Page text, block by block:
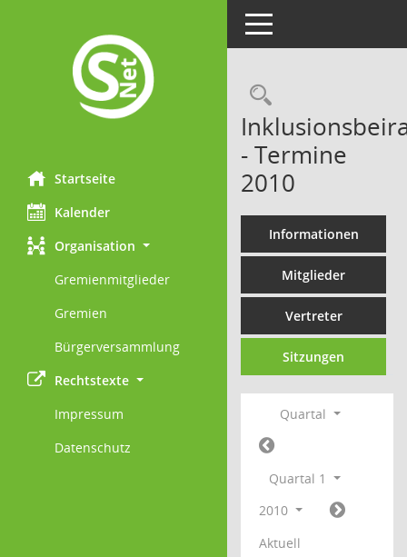
Startseite
Kalender
Organisation
Gremienmitglieder
Gremien
Bürgerversammlung
Rechtstexte
Impressum
Datenschutz
Toggle navigation
- Termine
2010
Informationen
Mitglieder
Vertreter
Sitzungen
Quartal
Quartal 1
2010
Aktuell